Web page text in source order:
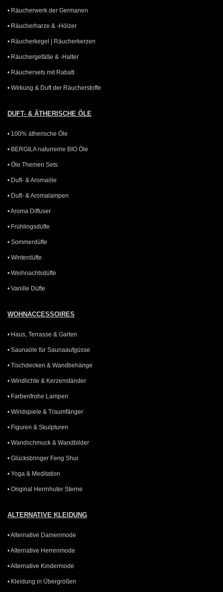
• Räucherwerk der Germanen
• Räucherharze & -Hölzer
• Räucherkegel | Räucherkerzen
• Räuchergefäße & -Halter
• Räuchersets mit Rabatt
• Wirkung & Duft der Räucherstoffe
DUFT- & ÄTHERISCHE ÖLE
• 100% ätherische Öle
• BERGILA naturreine BIO Öle
• Öle Themen Sets
• Duft- & Aromaöle
• Duft- & Aromalampen
• Aroma Diffuser
• Frühlingsdüfte
• Sommerdüfte
• Winterdüfte
• Weihnachtsdüfte
• Vanille Düfte
WOHNACCESSOIRES
• Haus, Terrasse & Garten
• Saunaöle für Saunaaufgüsse
• Tischdecken & Wandbehänge
• Windlichte & Kerzenständer
• Farbenfrohe Lampen
• Windspiele & Traumfänger
• Figuren & Skulpturen
• Wandschmuck & Wandbilder
• Glücksbringer Feng Shui
• Yoga & Meditation
• Original Herrnhuter Sterne
ALTERNATIVE KLEIDUNG
• Alternative Damenmode
• Alternative Herrenmode
• Alternative Kindermode
• Kleidung in Übergrößen